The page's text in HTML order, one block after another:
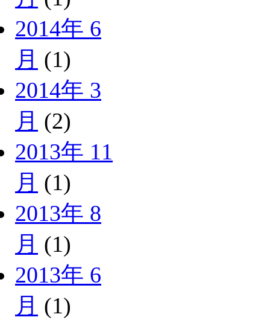
2014年 6
月 (1)
2014年 3
月 (2)
2013年 11
月 (1)
2013年 8
月 (1)
2013年 6
月 (1)